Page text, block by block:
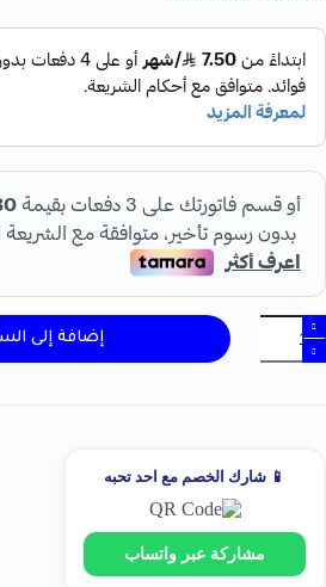
إضافة إلى
📱 شارك الخصم مع احد تحبه
مشاركة عبر واتساب